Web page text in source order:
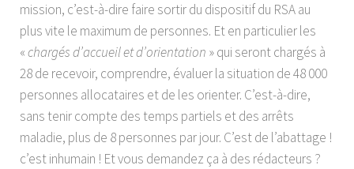
mission, c’est-à-dire faire sortir du dispositif du RSA au
plus vite le maximum de personnes. Et en particulier les
«chargés d’accueil et d’orientation » qui seront chargés à
28 de recevoir, comprendre, évaluer la situation de 48 000
personnes allocataires et de les orienter. C’est-à-dire,
sans tenir compte des temps partiels et des arrêts
maladie, plus de 8 personnes par jour. C’est de l’abattage !
c’est inhumain ! Et vous demandez ça à des rédacteurs ?